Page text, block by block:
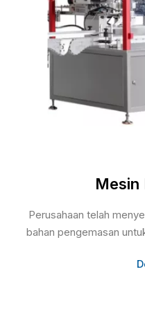
Mesin
Perusahaan telah
bahan pengemasan